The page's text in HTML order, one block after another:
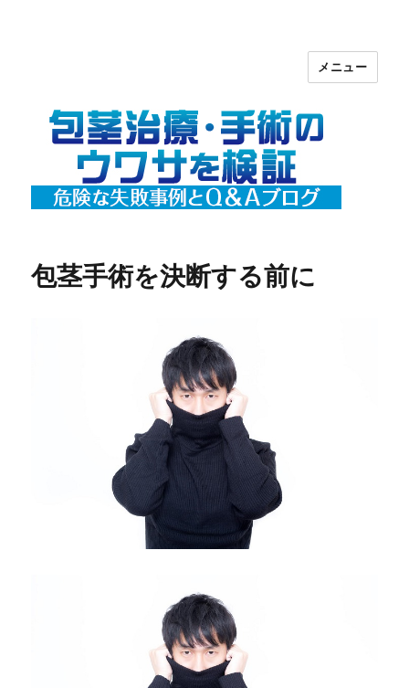
包茎治療・手術のウワサを検証【危険
な失敗事例とＱ＆Ａ】ブログ
メニュー
包茎手術を決断する前に